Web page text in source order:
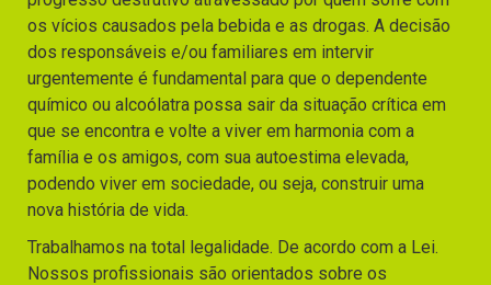
os vícios causados pela bebida e as drogas. A decisão
dos responsáveis e/ou familiares em intervir
urgentemente é fundamental para que o dependente
químico ou alcoólatra possa sair da situação crítica em
que se encontra e volte a viver em harmonia com a
família e os amigos, com sua autoestima elevada,
podendo viver em sociedade, ou seja, construir uma
nova história de vida.
Trabalhamos na total legalidade. De acordo com a Lei.
Nossos profissionais são orientados sobre os